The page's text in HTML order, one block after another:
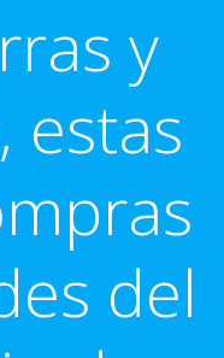
y
estas
del